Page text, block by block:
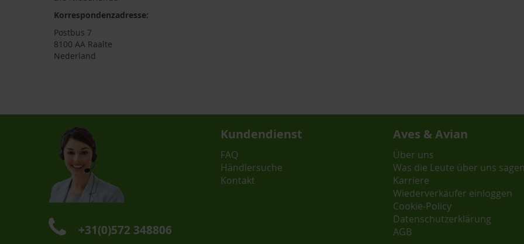
Korrespondenzadresse:
Postbus 7
8100 AA Raalte
Nederland
+31(0)572 348806
Kundendienst
FAQ
Händlersuche
Kontakt
Aves & Avian
Über uns
Was die Leute über uns
Karriere
Wiederverkäufer einloggen
Cookie-Policy
Datenschutzerklärung
AGB